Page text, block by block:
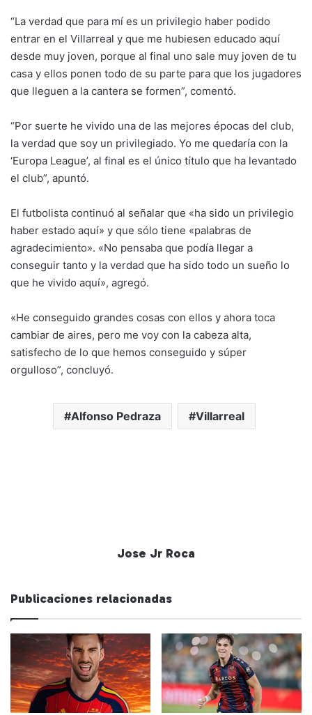
“La verdad que para mí es un privilegio haber podido
entrar en el Villarreal y que me hubiesen educado aquí
desde muy joven, porque al final uno sale muy joven de tu
casa y ellos ponen todo de su parte para que los jugadores
que lleguen a la cantera se formen”, comentó.
“Por suerte he vivido una de las mejores épocas del club,
la verdad que soy un privilegiado. Yo me quedaría con la
‘Europa League’, al final es el único título que ha levantado
el club”, apuntó.
El futbolista continuó al señalar que «ha sido un privilegio
haber estado aquí» y que sólo tiene «palabras de
agradecimiento». «No pensaba que podía llegar a
conseguir tanto y la verdad que ha sido todo un sueño lo
que he vivido aquí», agregó.
«He conseguido grandes cosas con ellos y ahora toca
cambiar de aires, pero me voy con la cabeza alta,
satisfecho de lo que hemos conseguido y súper
orgulloso”, concluyó.
Alfonso Pedraza Villarreal
Jose Jr Roca
Publicaciones relacionadas